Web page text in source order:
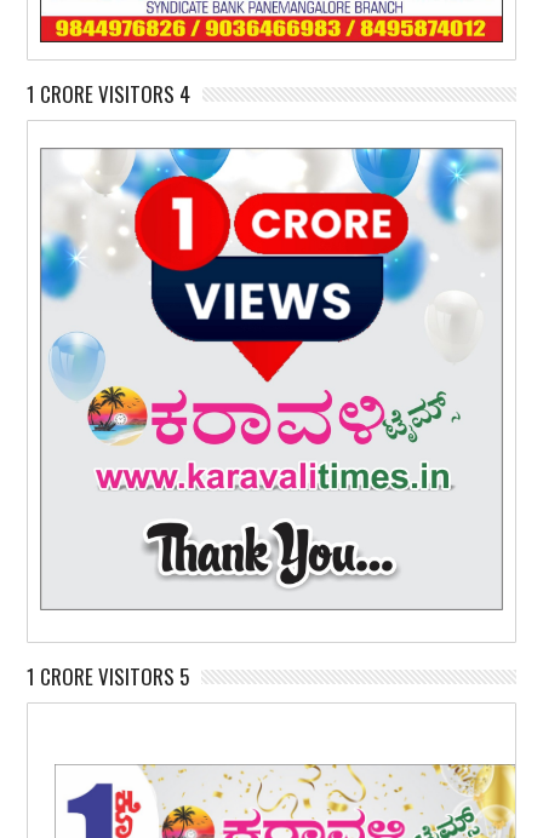
1 CRORE VISITORS 4
1 CRORE VISITORS 5